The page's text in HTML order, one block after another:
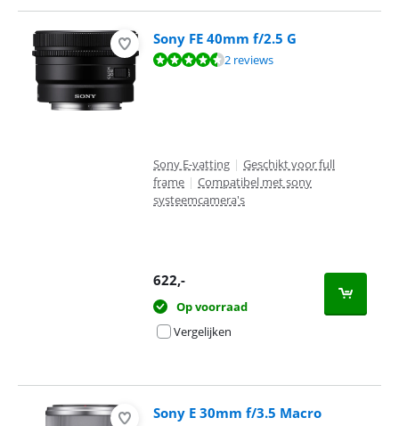
Sony FE 40mm f/2.5 G
Beoordeling is 9,2 van de 10, gebaseerd op 2 reviews.
2 reviews
Sony E-vatting | Geschikt voor full
frame | Compatibel met sony
systeemcamera's
622,-
Op voorraad
Vergelijken
Sony E 30mm f/3.5 Macro